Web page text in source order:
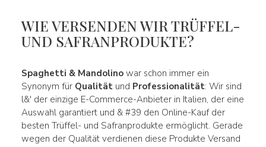
WIE VERSENDEN WIR TRÜFFEL-
UND SAFRANPRODUKTE?
Spaghetti & Mandolinowar schon immer ein
Synonym für Qualitätund Professionalität: Wir sind
l&' der einzige E-Commerce-Anbieter in Italien, der eine
Auswahl garantiert und & #39 den Online-Kauf der
besten Trüffel- und Safranprodukte ermöglicht. Gerade
wegen der Qualität verdienen diese Produkte Versand